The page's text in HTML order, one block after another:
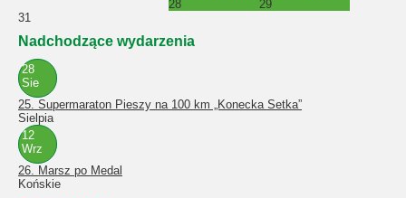
28
29
31
Nadchodzące wydarzenia
28
Sie
25. Supermaraton Pieszy na 100 km „Konecka Setka”
Sielpia
12
Wrz
26. Marsz po Medal
Końskie